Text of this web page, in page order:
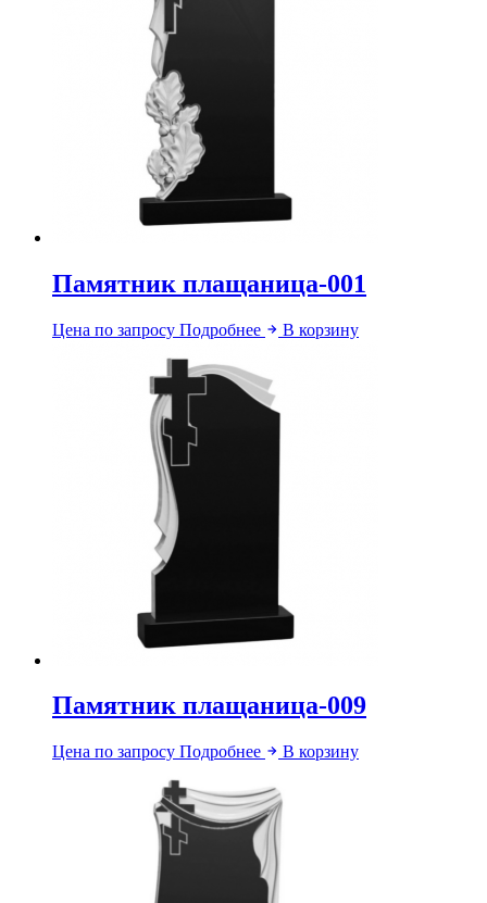
Памятник плащаница-001
Цена по запросу Подробнее В корзину
Памятник плащаница-009
Цена по запросу Подробнее В корзину